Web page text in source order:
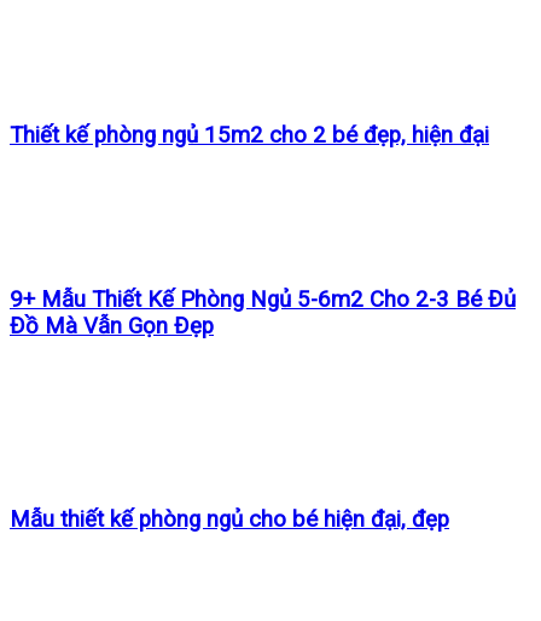
Thiết kế phòng ngủ 15m2 cho 2 bé đẹp, hiện đại
9+ Mẫu Thiết Kế Phòng Ngủ 5-6m2 Cho 2-3 Bé Đủ
Đồ Mà Vẫn Gọn Đẹp
Mẫu thiết kế phòng ngủ cho bé hiện đại, đẹp